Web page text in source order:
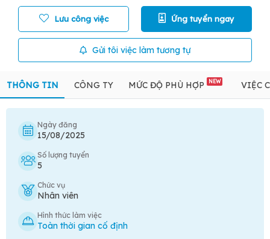
Lưu công việc Ứng tuyển ngay
Gửi tôi việc làm tương tự
THÔNG TIN CÔNG TY MỨC ĐỘ PHÙ HỢP NEW VIỆC
Ngày đăng
15/08/2025
Số lượng tuyển
5
Chức vụ
Nhân viên
Hình thức làm việc
Toàn thời gian cố định